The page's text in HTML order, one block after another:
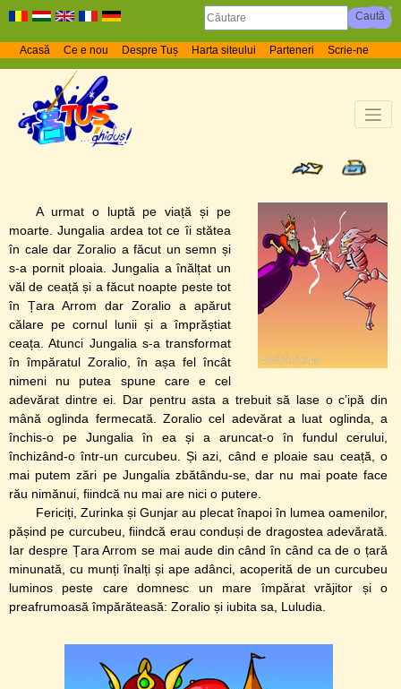
Acasă Ce e nou Despre Tuș Harta siteului Parteneri Scrie-ne
A urmat o luptă pe viață și pe
moarte. Jungalia ardea tot ce îi stătea
în cale dar Zoralio a făcut un semn și
s-a pornit ploaia. Jungalia a înălțat un
văl de ceață și a făcut noapte peste tot
în Țara Arrom dar Zoralio a apărut
călare pe cornul lunii și a împrăștiat
ceața. Atunci Jungalia s-a transformat
în împăratul Zoralio, în așa fel încât
nimeni nu putea spune care e cel
adevărat dintre ei. Dar pentru asta a trebuit să lase o c’ipă din
mână oglinda fermecată. Zoralio cel adevărat a luat oglinda, a
închis-o pe Jungalia în ea și a aruncat-o în fundul cerului,
închizând-o într-un curcubeu. Și azi, când e ploaie sau ceață, o
mai putem zări pe Jungalia zbătându-se, dar nu mai poate face
rău nimănui, fiindcă nu mai are nici o putere.
Fericiți, Zurinka și Gunjar au plecat înapoi în lumea oamenilor,
pășind pe curcubeu, fiindcă erau conduși de dragostea adevărată.
Iar despre Țara Arrom se mai aude din când în când ca de o țară
minunată, cu munți înalți și ape adânci, acoperită de un curcubeu
luminos peste care domnesc un mare împărat vrăjitor și o
preafrumoasă împărăteasă: Zoralio și iubita sa, Luludia.